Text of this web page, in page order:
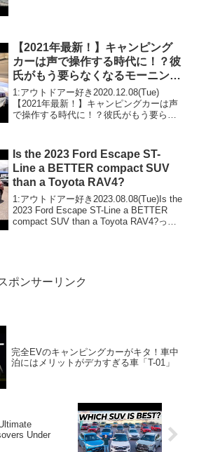
【2021年最新！】キャンピング
カーは声で操作する時代に！？彼
氏がもう要らなくなるモーニング
ルーティン【CAMPER ASSIST
RICH】
1:アウトドアー好き2020.12.08(Tue)
【2021年最新！】キャンピングカーは声
で操作する時代に！？彼氏がもう要らな
ぞ、見逃さないで！！2:アウ...
Is the 2023 Ford Escape ST-
Line a BETTER compact SUV
than a Toyota RAV4?
1:アウトドアー好き2023.08.08(Tue)Is the
2023 Ford Escape ST-Line a BETTER
compact SUV than a Toyota RAV4?って
ポンサーリンク
完全EVのキャンピングカーがキタ！車中
泊にはメリットがデカすぎる車「T-01」
Under